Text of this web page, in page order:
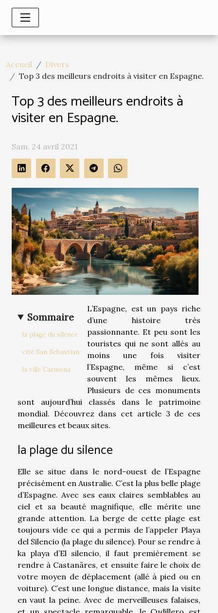
Accueil
Divers
Top 3 des meilleurs endroits à visiter en Espagne.
Top 3 des meilleurs endroits à
visiter en Espagne.
Sam. 24 avril 2021
Sommaire
la plage du silence
cité San Sebastian
la ville Carmona
L’Espagne, est un pays riche
d’une histoire très
passionnante. Et peu sont les
touristes qui ne sont allés au
moins une fois visiter
l’Espagne, même si c’est
souvent les mêmes lieux.
Plusieurs de ces monuments
sont aujourd’hui classés dans le patrimoine
mondial. Découvrez dans cet article 3 de ces
meilleures et beaux sites.
la plage du silence
Elle se situe dans le nord-ouest de l’Espagne
précisément en Australie. C’est la plus belle plage
d’Espagne. Avec ses eaux claires semblables au
ciel et sa beauté magnifique, elle mérite une
grande attention. La berge de cette plage est
toujours vide ce qui a permis de l’appeler Playa
del Silencio (la plage du silence). Pour se rendre à
ka playa d’El silencio, il faut premièrement se
rendre à Castanãres, et ensuite faire le choix de
votre moyen de déplacement (allé à pied ou en
voiture). C’est une longue distance, mais la visite
en vaut la peine. Avec de merveilleuses falaises,